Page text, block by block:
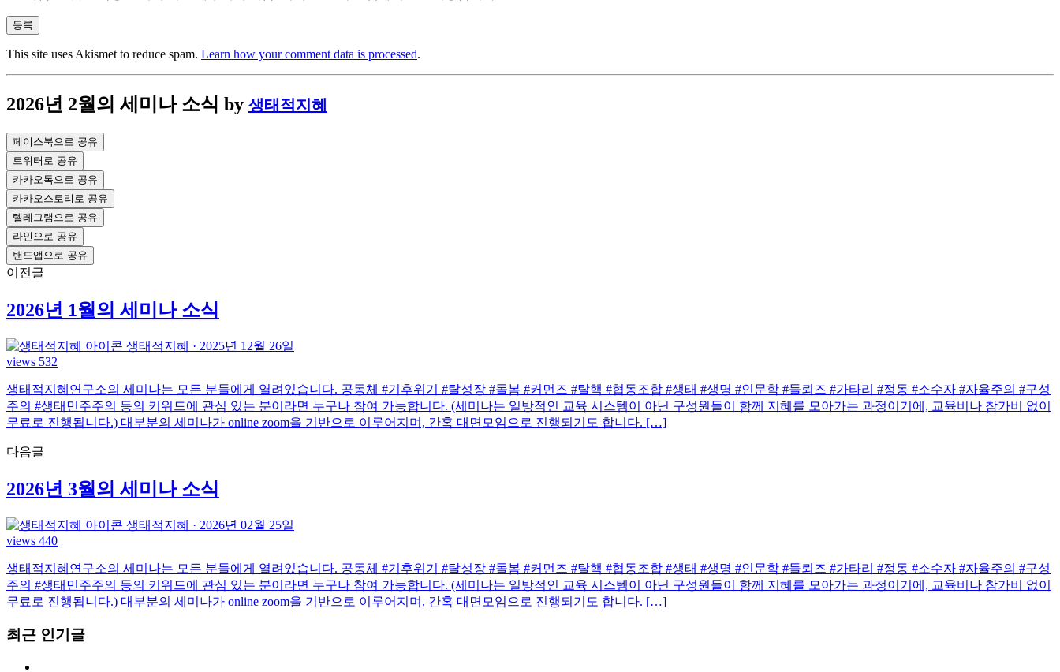
This site uses Akismet to reduce spam. Learn how your comment data is processed.
2026년 2월의 세미나 소식 by 생태적지혜
페이스북으로 공유
트위터로 공유
카카오톡으로 공유
카카오스토리로 공유
텔레그램으로 공유
라인으로 공유
밴드앱으로 공유
이전글
2026년 1월의 세미나 소식
생태적지혜 · 2025년 12월 26일
views 532
생태적지혜연구소의 세미나는 모든 분들에게 열려있습니다. 공동체 #기후위기 #탈성장 #돌봄 #커먼즈 #탈핵 #협동조합 #생태 #생명 #인문학 #들뢰즈 #가타리 #정동 #소수자 #자율주의 #구성
주의 #생태민주주의 등의 키워드에 관심 있는 분이라면 누구나 참여 가능합니다. (세미나는 일방적인 교육 시스템이 아닌 구성원들이 함께 지혜를 모아가는 과정이기에, 교육비나 참가비 없이
무료로 진행됩니다.) 대부분의 세미나가 online zoom을 기반으로 이루어지며, 간혹 대면모임으로 진행되기도 합니다. […]
다음글
2026년 3월의 세미나 소식
생태적지혜 · 2026년 02월 25일
views 440
생태적지혜연구소의 세미나는 모든 분들에게 열려있습니다. 공동체 #기후위기 #탈성장 #돌봄 #커먼즈 #탈핵 #협동조합 #생태 #생명 #인문학 #들뢰즈 #가타리 #정동 #소수자 #자율주의 #구성
주의 #생태민주주의 등의 키워드에 관심 있는 분이라면 누구나 참여 가능합니다. (세미나는 일방적인 교육 시스템이 아닌 구성원들이 함께 지혜를 모아가는 과정이기에, 교육비나 참가비 없이
무료로 진행됩니다.) 대부분의 세미나가 online zoom을 기반으로 이루어지며, 간혹 대면모임으로 진행되기도 합니다. […]
최근 인기글